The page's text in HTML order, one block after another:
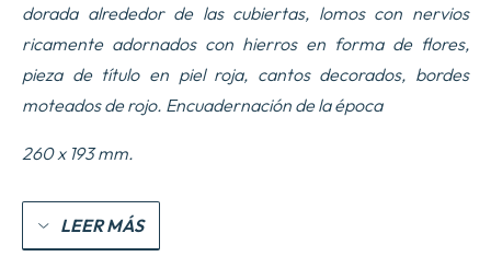
dorada alrededor de las cubiertas, lomos con nervios
ricamente adornados con hierros en forma de flores,
pieza de título en piel roja, cantos decorados, bordes
moteados de rojo. Encuadernación de la época
260 x 193 mm.
LEER MÁS